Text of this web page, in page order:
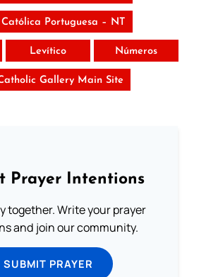
Portuguesa – NT
Levítico Números
Gallery Main Site
Prayer Intentions
together. Write your prayer
and join our community.
SUBMIT PRAYER